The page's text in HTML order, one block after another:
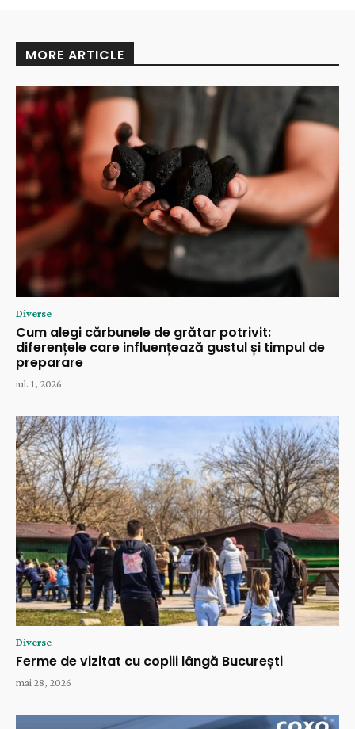
MORE ARTICLE
Diverse
Cum alegi cărbunele de grătar potrivit:
diferențele care influențează gustul și timpul de
preparare
iul. 1, 2026
Diverse
Ferme de vizitat cu copiii lângă București
mai 28, 2026